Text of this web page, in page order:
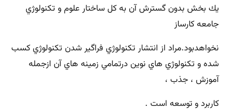
يك بخش بدون گسترش آن به كل ساختار علوم و تكنولوژي
جامعه كارساز
نخواهدبود.مراد از انتشار تكنولوژي فراگير شدن تكنولوژي كسب
شده و تكنولوژي هاي نوين درتمامي زمينه هاي آن ازجمله
آموزش ، جذب ،
كاربرد و توسعه است .